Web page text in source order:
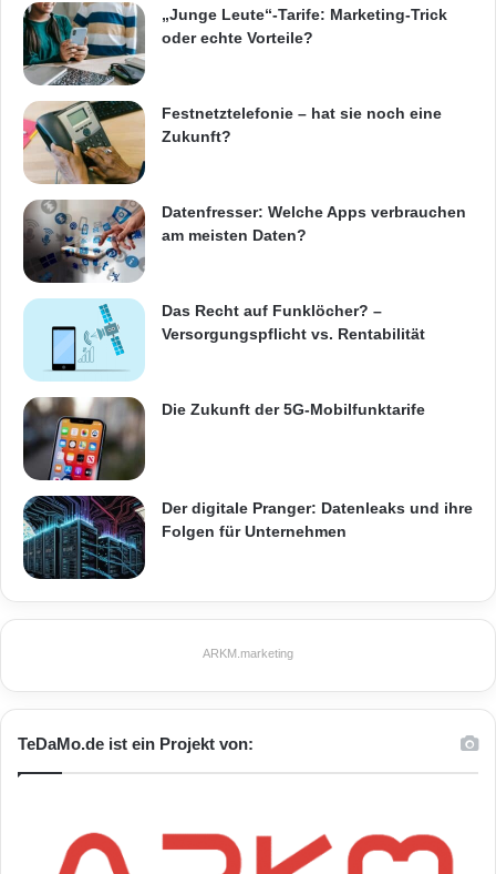
„Junge Leute“-Tarife: Marketing-Trick
oder echte Vorteile?
Festnetztelefonie – hat sie noch eine
Zukunft?
Datenfresser: Welche Apps verbrauchen
am meisten Daten?
Das Recht auf Funklöcher? –
Versorgungspflicht vs. Rentabilität
Die Zukunft der 5G-Mobilfunktarife
Der digitale Pranger: Datenleaks und ihre
Folgen für Unternehmen
ARKM.marketing
TeDaMo.de ist ein Projekt von: